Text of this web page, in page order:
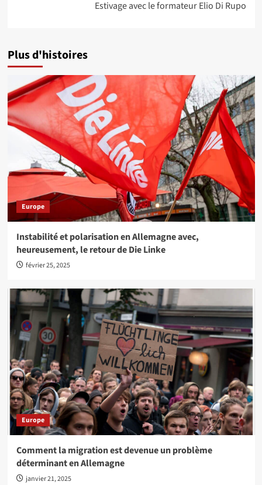
Estivage avec le formateur Elio Di Rupo
Plus d'histoires
Europe
Instabilité et polarisation en Allemagne avec,
heureusement, le retour de Die Linke
février 25, 2025
Europe
Comment la migration est devenue un problème
déterminant en Allemagne
janvier 21, 2025